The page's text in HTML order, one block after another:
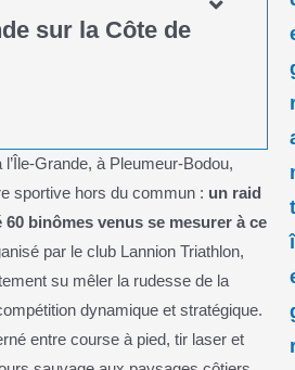
sur la Côte de
Grande, à Pleumeur-Bodou,
sportive hors du commun : un raid
binômes venus se mesurer à ce
par le club Lannion Triathlon,
su mêler la rudesse de la
dynamique et stratégique.
entre course à pied, tir laser et